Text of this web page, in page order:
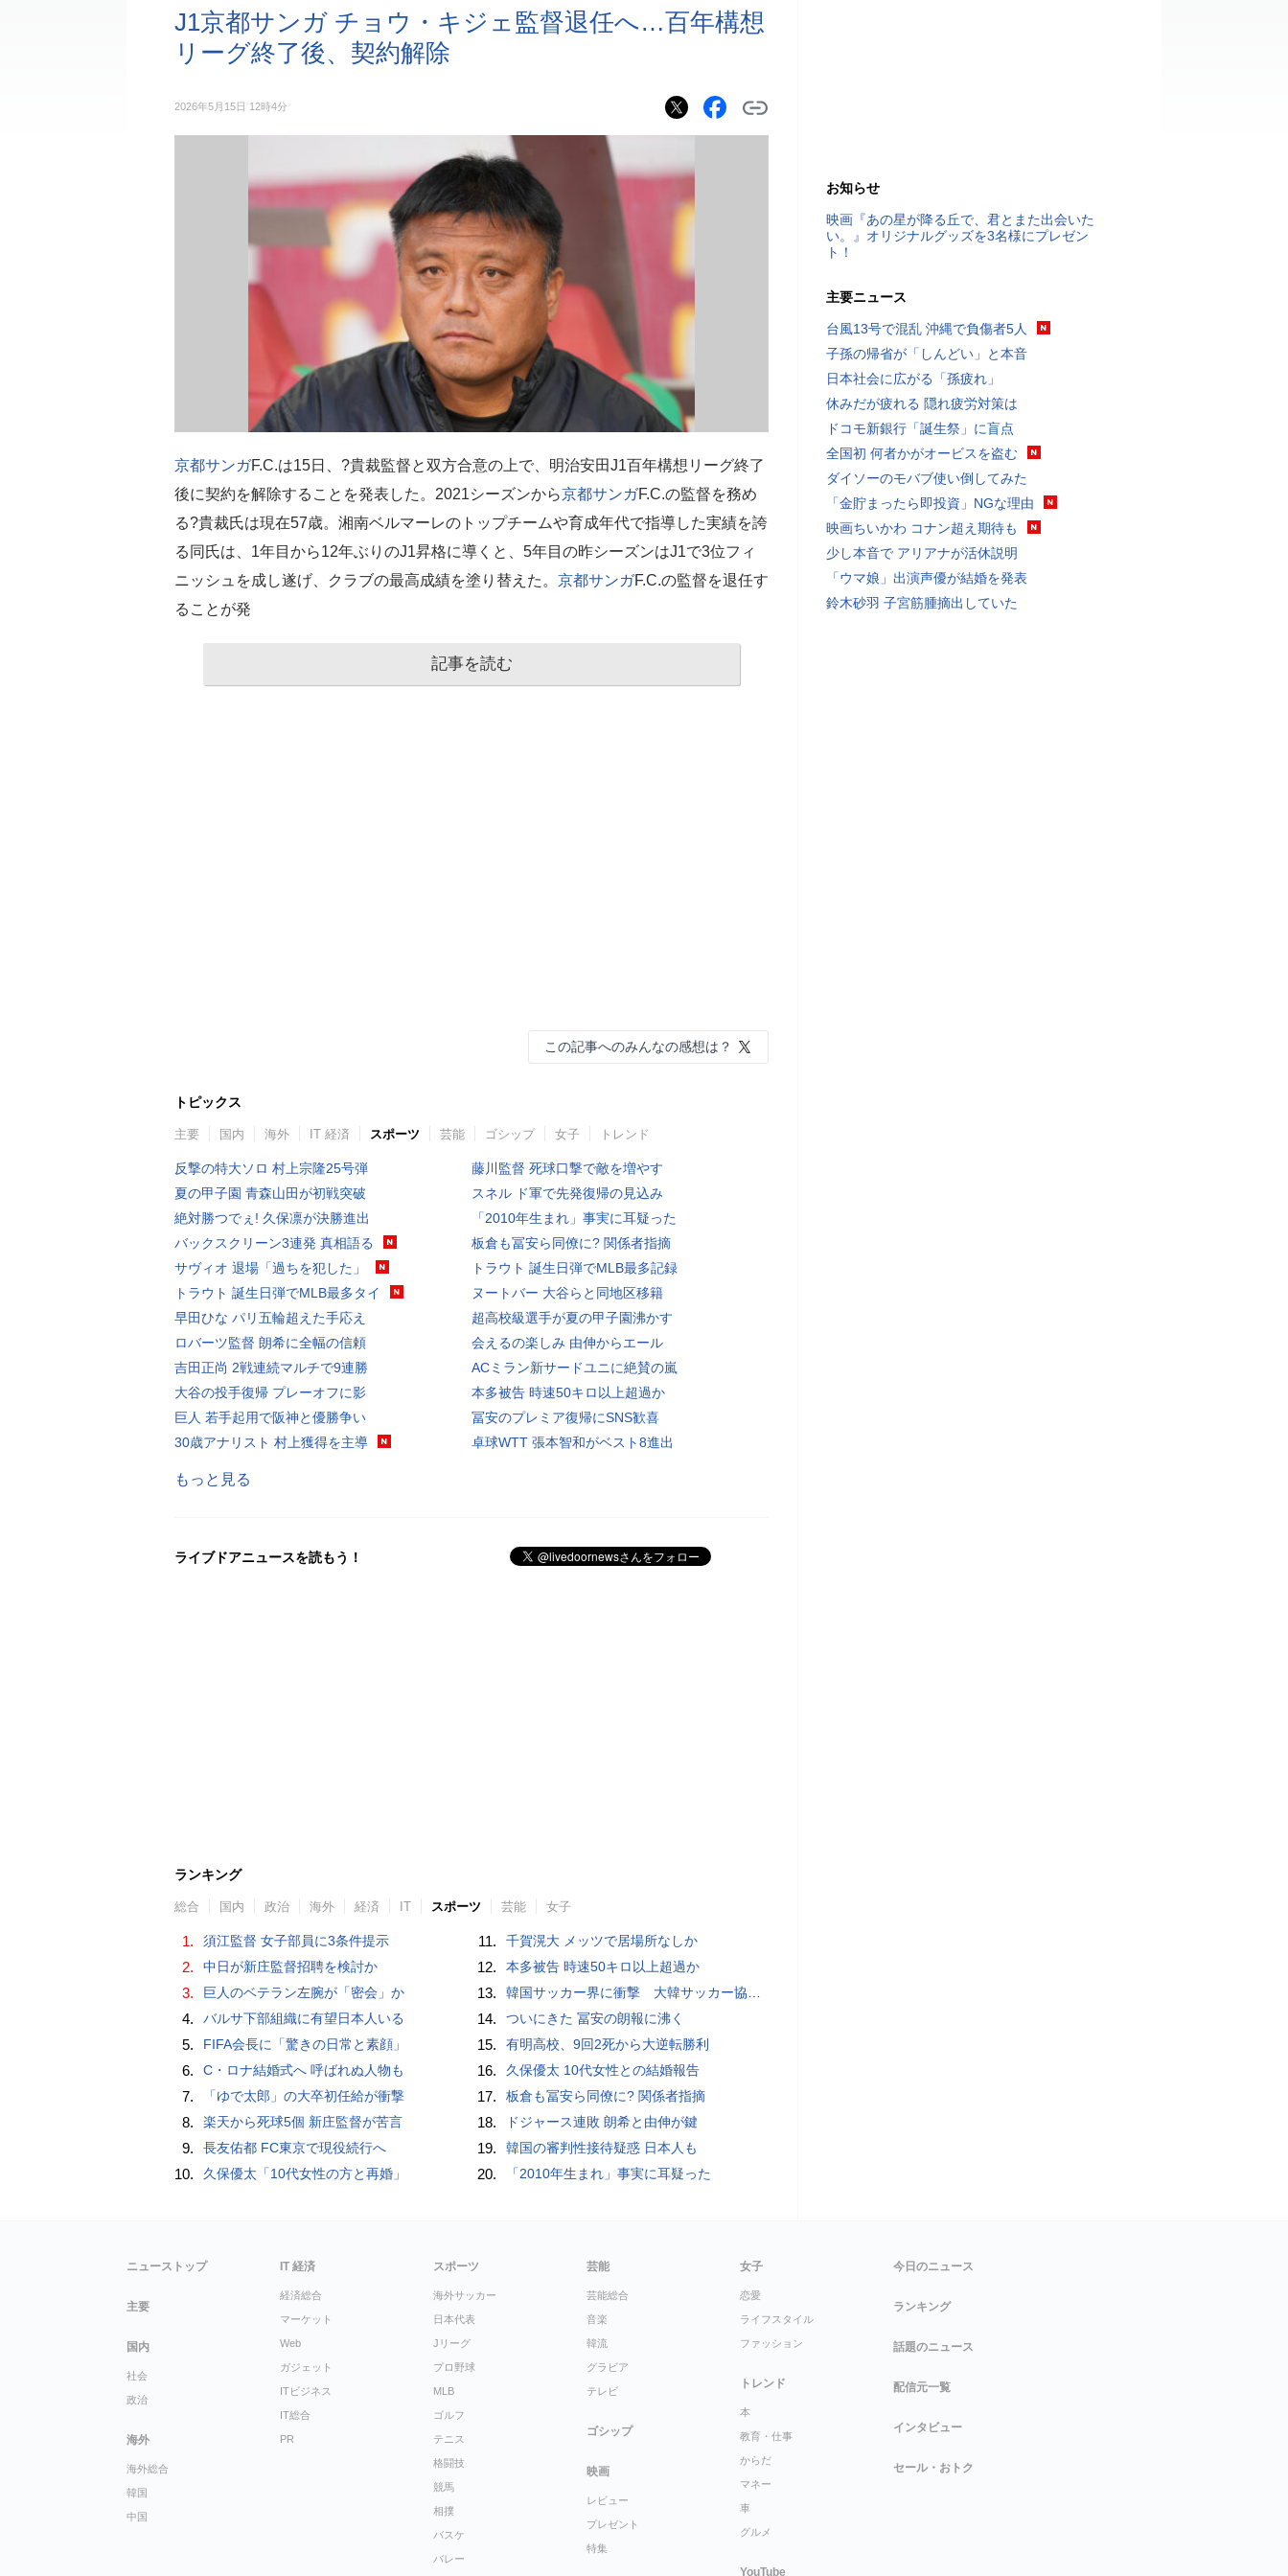
J1京都サンガ チョウ・キジェ監督退任へ…百年構想
リーグ終了後、契約解除
2026年5月15日 12時4分
京都サンガF.C.は15日、?貴裁監督と双方合意の上で、明治安田J1百年構想リーグ終了
後に契約を解除することを発表した。2021シーズンから京都サンガF.C.の監督を務め
る?貴裁氏は現在57歳。湘南ベルマーレのトップチームや育成年代で指導した実績を誇
る同氏は、1年目から12年ぶりのJ1昇格に導くと、5年目の昨シーズンはJ1で3位フィ
ニッシュを成し遂げ、クラブの最高成績を塗り替えた。 京都サンガF.C.の監督を退任す
ることが発
記事を読む
この記事へのみんなの感想は？
トピックス
主要 国内 海外 IT 経済 スポーツ 芸能 ゴシップ 女子 トレンド
反撃の特大ソロ 村上宗隆25号弾
夏の甲子園 青森山田が初戦突破
絶対勝つでぇ! 久保凛が決勝進出
バックスクリーン3連発 真相語る
サヴィオ 退場「過ちを犯した」
トラウト 誕生日弾でMLB最多タイ
早田ひな パリ五輪超えた手応え
ロバーツ監督 朗希に全幅の信頼
吉田正尚 2戦連続マルチで9連勝
大谷の投手復帰 プレーオフに影
巨人 若手起用で阪神と優勝争い
30歳アナリスト 村上獲得を主導
藤川監督 死球口撃で敵を増やす
スネル ド軍で先発復帰の見込み
「2010年生まれ」事実に耳疑った
板倉も冨安ら同僚に? 関係者指摘
トラウト 誕生日弾でMLB最多記録
ヌートバー 大谷らと同地区移籍
超高校級選手が夏の甲子園沸かす
会えるの楽しみ 由伸からエール
ACミラン新サードユニに絶賛の嵐
本多被告 時速50キロ以上超過か
冨安のプレミア復帰にSNS歓喜
卓球WTT 張本智和がベスト8進出
もっと見る
ライブドアニュースを読もう！
ランキング
総合 国内 政治 海外 経済 IT スポーツ 芸能 女子
1. 須江監督 女子部員に3条件提示
2. 中日が新庄監督招聘を検討か
3. 巨人のベテラン左腕が「密会」か
4. バルサ下部組織に有望日本人いる
5. FIFA会長に「驚きの日常と素顔」
6. C・ロナ結婚式へ 呼ばれぬ人物も
7. 「ゆで太郎」の大卒初任給が衝撃
8. 楽天から死球5個 新庄監督が苦言
9. 長友佑都 FC東京で現役続行へ
10. 久保優太「10代女性の方と再婚」
11. 千賀滉大 メッツで居場所なしか
12. 本多被告 時速50キロ以上超過か
13. 韓国サッカー界に衝撃 大韓サッカー協会に外国人審判への“性的接待”疑惑 韓国メディアが報道
14. ついにきた 冨安の朗報に沸く
15. 有明高校、9回2死から大逆転勝利
16. 久保優太 10代女性との結婚報告
17. 板倉も冨安ら同僚に? 関係者指摘
18. ドジャース連敗 朗希と由伸が鍵
19. 韓国の審判性接待疑惑 日本人も
20. 「2010年生まれ」事実に耳疑った
お知らせ
映画『あの星が降る丘で、君とまた出会いた
い。』オリジナルグッズを3名様にプレゼン
ト！
主要ニュース
台風13号で混乱 沖縄で負傷者5人
子孫の帰省が「しんどい」と本音
日本社会に広がる「孫疲れ」
休みだが疲れる 隠れ疲労対策は
ドコモ新銀行「誕生祭」に盲点
全国初 何者かがオービスを盗む
ダイソーのモバブ使い倒してみた
「金貯まったら即投資」NGな理由
映画ちいかわ コナン超え期待も
少し本音で アリアナが活休説明
「ウマ娘」出演声優が結婚を発表
鈴木砂羽 子宮筋腫摘出していた
ニューストップ
主要
国内
社会
政治
海外
海外総合
韓国
中国
IT 経済
経済総合
マーケット
Web
ガジェット
ITビジネス
IT総合
PR
スポーツ
海外サッカー
日本代表
Jリーグ
プロ野球
MLB
ゴルフ
テニス
格闘技
競馬
相撲
バスケ
バレー
芸能
芸能総合
音楽
韓流
グラビア
テレビ
ゴシップ
映画
レビュー
プレゼント
特集
女子
恋愛
ライフスタイル
ファッション
トレンド
本
教育・仕事
からだ
マネー
車
グルメ
YouTube
今日のニュース
ランキング
話題のニュース
配信元一覧
インタビュー
セール・おトク